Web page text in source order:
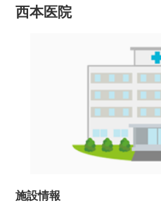
西本医院
施設情報